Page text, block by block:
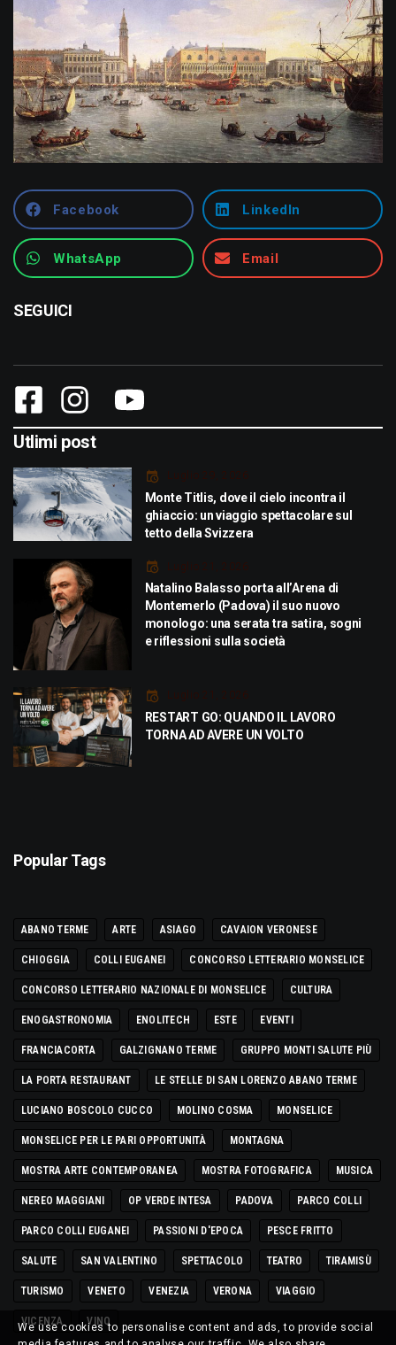
Facebook LinkedIn
WhatsApp Email
SEGUICI
Utlimi post
Luglio 29, 2026
Monte Titlis, dove il cielo incontra il
ghiaccio: un viaggio spettacolare sul
tetto della Svizzera
Luglio 21, 2026
Natalino Balasso porta all’Arena di
Montemerlo (Padova) il suo nuovo
monologo: una serata tra satira, sogni
e riflessioni sulla società
Luglio 21, 2026
RESTART GO: QUANDO IL LAVORO
TORNA AD AVERE UN VOLTO
Popular Tags
ABANO TERME ARTE ASIAGO CAVAION VERONESE
CHIOGGIA COLLI EUGANEI CONCORSO LETTERARIO MONSELICE
CONCORSO LETTERARIO NAZIONALE DI MONSELICE CULTURA
ENOGASTRONOMIA ENOLITECH ESTE EVENTI
FRANCIACORTA GALZIGNANO TERME GRUPPO MONTI SALUTE PIÙ
LA PORTA RESTAURANT LE STELLE DI SAN LORENZO ABANO TERME
LUCIANO BOSCOLO CUCCO MOLINO COSMA MONSELICE
MONSELICE PER LE PARI OPPORTUNITÀ MONTAGNA
MOSTRA ARTE CONTEMPORANEA MOSTRA FOTOGRAFICA MUSICA
NEREO MAGGIANI OP VERDE INTESA PADOVA PARCO COLLI
PARCO COLLI EUGANEI PASSIONI D'EPOCA PESCE FRITTO
SALUTE SAN VALENTINO SPETTACOLO TEATRO TIRAMISÙ
TURISMO VENETO VENEZIA VERONA VIAGGIO
VICENZA VINO
We use cookies to personalise content and ads, to provide social